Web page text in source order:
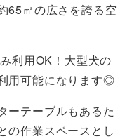
65㎡の広さを誇る空
利用OK！大型犬の
用可能になります◎
ーテーブルもあるた
の作業スペースとし